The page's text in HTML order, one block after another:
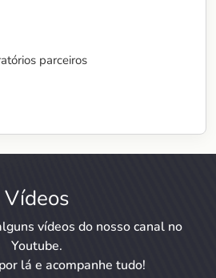
parceiros
Vídeos
vídeos do nosso canal no
Youtube.
lá e acompanhe tudo!